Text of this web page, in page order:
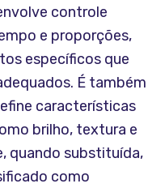
controle
e proporções,
específicos que
É também
características
brilho, textura e
quando substituída,
como